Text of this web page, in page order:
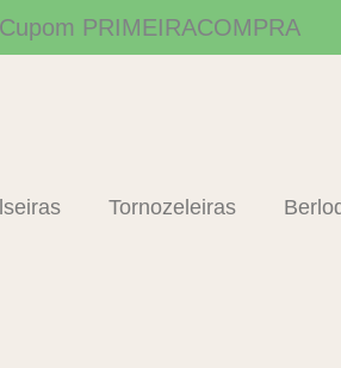
PRIMEIRACOMPRA
Tornozeleiras